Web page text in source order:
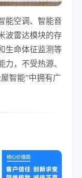
能空调、智能音
波雷达模块的存
生命体征监测等
力，不受热源、
智能”中拥有广